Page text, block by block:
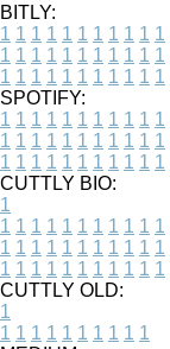
BITLY:
1 1 1 1 1 1 1 1 1 1 1
1 1 1 1 1 1 1 1 1 1 1
1 1 1 1 1 1 1 1 1 1 1
SPOTIFY:
1 1 1 1 1 1 1 1 1 1 1
1 1 1 1 1 1 1 1 1 1 1
1 1 1 1 1 1 1 1 1 1 1
CUTTLY BIO:
1
1 1 1 1 1 1 1 1 1 1 1
1 1 1 1 1 1 1 1 1 1 1
1 1 1 1 1 1 1 1 1 1 1
CUTTLY OLD:
1
1 1 1 1 1 1 1 1 1 1